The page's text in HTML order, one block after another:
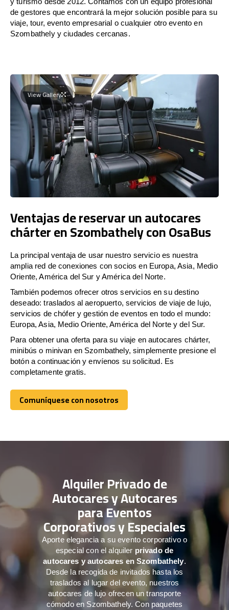
de gestores que encontrará la mejor solución posible para su
viaje, tour, evento empresarial o cualquier otro evento en
Szombathely y ciudades cercanas.
View Gallery
Ventajas de reservar un autocares
chárter en Szombathely con OsaBus
La principal ventaja de usar nuestro servicio es nuestra
amplia red de conexiones con socios en Europa, Asia, Medio
Oriente, América del Sur y América del Norte.
También podemos ofrecer otros servicios en su destino
deseado: traslados al aeropuerto, servicios de viaje de lujo,
servicios de chófer y gestión de eventos en todo el mundo:
Europa, Asia, Medio Oriente, América del Norte y del Sur.
Para obtener una oferta para su viaje en autocares chárter,
minibús o minivan en Szombathely, simplemente presione el
botón a continuación y envíenos su solicitud. Es
completamente gratis.
Comuníquese con nosotros
Comuníquese con nosotros
Alquiler Privado de
Autocares y Autocares
para Eventos
Corporativos y Especiales
Aporte elegancia a su evento corporativo o
especial con el alquiler privado de
autocares y autocares en Szombathely.
Desde la recogida de invitados hasta los
traslados al lugar del evento, nuestros
autocares de lujo ofrecen un transporte
cómodo en Szombathely. Con paquetes